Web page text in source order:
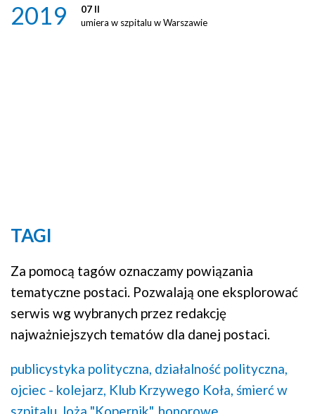
2019
07 II
umiera w szpitalu w Warszawie
TAGI
Za pomocą tagów oznaczamy powiązania
tematyczne postaci. Pozwalają one eksplorować
serwis wg wybranych przez redakcję
najważniejszych tematów dla danej postaci.
publicystyka polityczna, działalność polityczna,
ojciec - kolejarz, Klub Krzywego Koła, śmierć w
szpitalu, loża "Kopernik", honorowe